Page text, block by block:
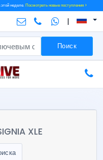
неделе.Посмотреть новые поступления >
|
Поиск
XLE